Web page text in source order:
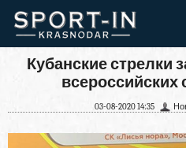
Кубанские стрелки
всероссийских
03-08-2020 14:35